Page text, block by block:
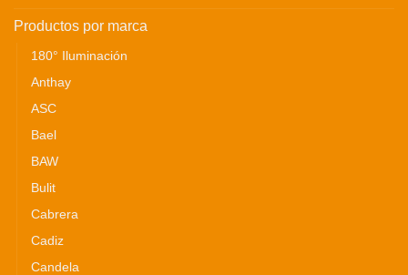
Productos por marca
180° Iluminación
Anthay
ASC
Bael
BAW
Bulit
Cabrera
Cadiz
Candela